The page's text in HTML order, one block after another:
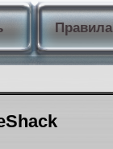
Правила